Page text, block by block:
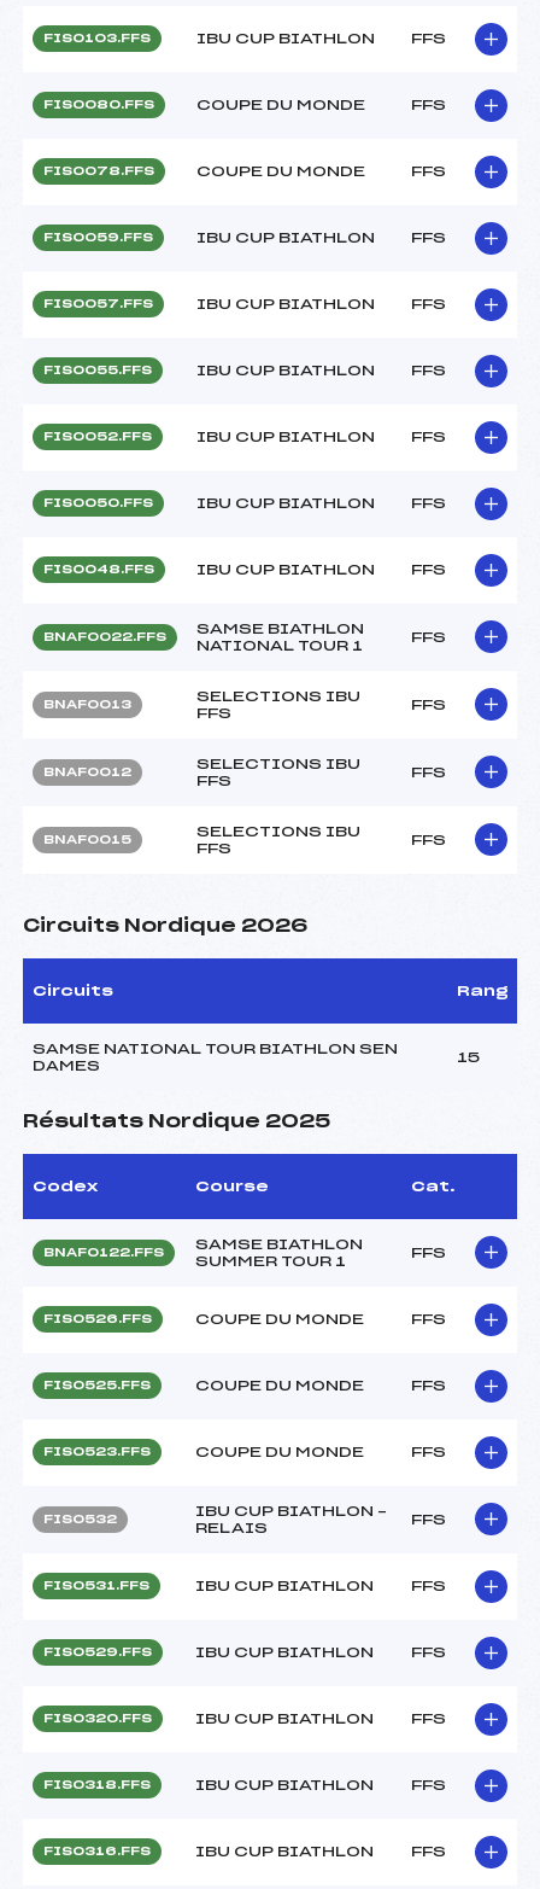
FIS0103.FFS IBU CUP BIATHLON FFS
FIS0080.FFS COUPE DU MONDE FFS
FIS0078.FFS COUPE DU MONDE FFS
FIS0059.FFS IBU CUP BIATHLON FFS
FIS0057.FFS IBU CUP BIATHLON FFS
FIS0055.FFS IBU CUP BIATHLON FFS
FIS0052.FFS IBU CUP BIATHLON FFS
FIS0050.FFS IBU CUP BIATHLON FFS
FIS0048.FFS IBU CUP BIATHLON FFS
BNAF0022.FFS
SAMSE BIATHLON
NATIONAL TOUR 1
FFS
BNAF0013
SELECTIONS IBU
FFS
FFS
BNAF0012
SELECTIONS IBU
FFS
FFS
BNAF0015
SELECTIONS IBU
FFS
FFS
Circuits Nordique 2026
Circuits Rang
SAMSE NATIONAL TOUR BIATHLON SEN
DAMES
15
Résultats Nordique 2025
Codex Course Cat.
BNAF0122.FFS
SAMSE BIATHLON
SUMMER TOUR 1
FFS
FIS0526.FFS COUPE DU MONDE FFS
FIS0525.FFS COUPE DU MONDE FFS
FIS0523.FFS COUPE DU MONDE FFS
FIS0532
IBU CUP BIATHLON –
RELAIS
FFS
FIS0531.FFS IBU CUP BIATHLON FFS
FIS0529.FFS IBU CUP BIATHLON FFS
FIS0320.FFS IBU CUP BIATHLON FFS
FIS0318.FFS IBU CUP BIATHLON FFS
FIS0316.FFS IBU CUP BIATHLON FFS